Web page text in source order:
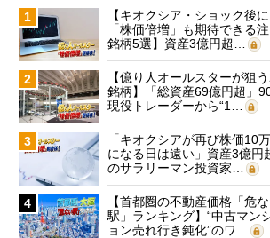
1
【キオクシア・ショック後に
「株価倍増」も期待できる注
銘柄5選】資産3億円超…
2
【億り人オールスターが狙
銘柄】「総資産69億円超」
現役トレーダーから“1…
3
「キオクシアが再び株価10
になる日は遠い」資産3億円
のサラリーマン投資家…
4
【首都圏の不動産価格「危
駅」ランキング】“中古マン
ョン売れ行き鈍化”のワ…